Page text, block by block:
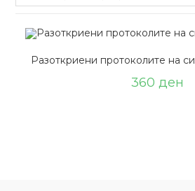
Разоткриени протоколите на
360 ден